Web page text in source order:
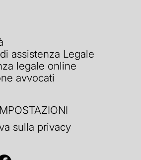
assistenza Legale
legale online
avvocati
sulla privacy